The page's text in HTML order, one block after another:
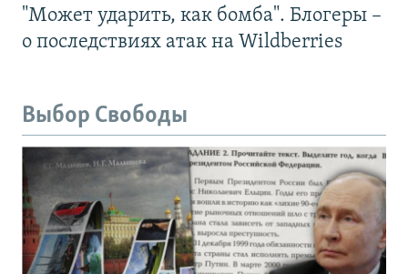
"Может ударить, как бомба". Блогеры –
о последствиях атак на Wildberries
Выбор Свободы